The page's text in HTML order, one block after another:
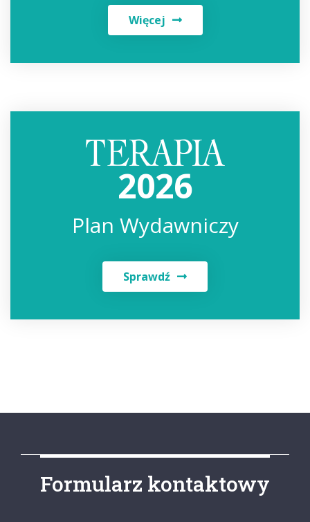
Więcej
2026
Plan Wydawniczy
Sprawdź
Formularz kontaktowy